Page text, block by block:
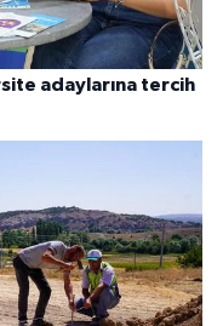
adaylarına tercih